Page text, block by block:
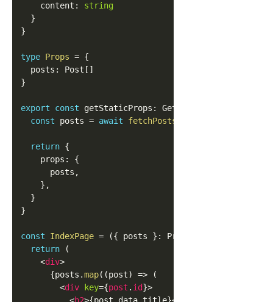
    content
:
string
}
}
type Props = {
  posts
: Post [ ]
}
export const getStaticProps : GetStaticProps
const posts = await fetchPosts
return {
    props
:
{
      posts
,
} ,
}
}
const IndexPage = ({ posts } : Props
return
(
<div>
{posts .map( (post) =>
(
<div key={post . id}>